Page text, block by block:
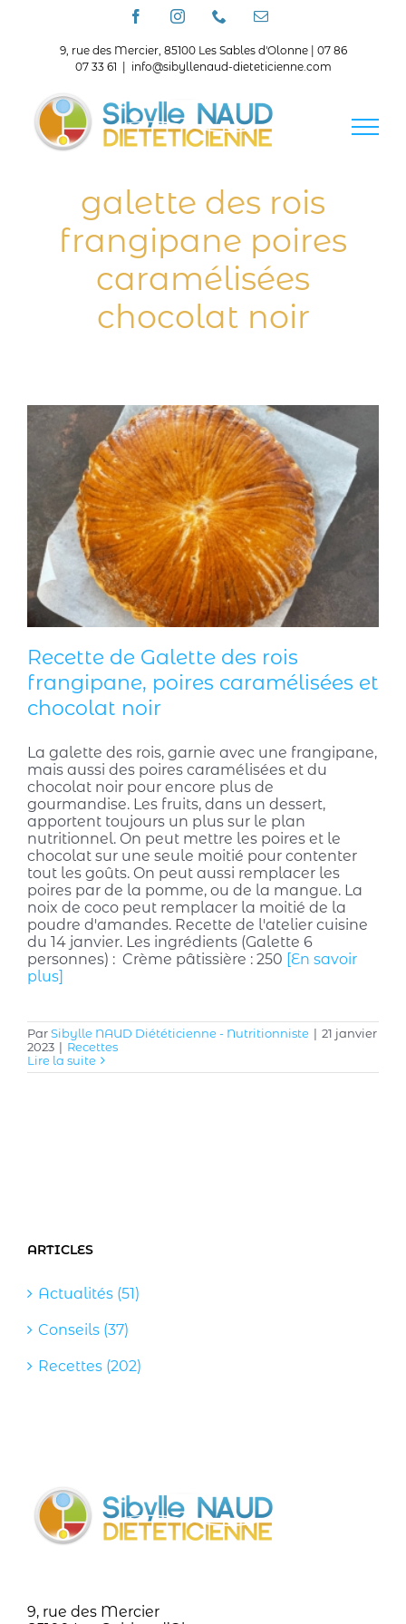
FacebookInstagramTéléphoneEmail
9, rue des Mercier, 85100 Les Sables d'Olonne | 07 86
07 33 61
info@sibyllenaud-dieteticienne.com
galette des rois
frangipane poires
caramélisées
chocolat noir
Recette de Galette des rois
frangipane, poires caramélisées et
chocolat noir
La galette des rois, garnie avec une frangipane,
mais aussi des poires caramélisées et du
chocolat noir pour encore plus de
gourmandise. Les fruits, dans un dessert,
apportent toujours un plus sur le plan
nutritionnel. On peut mettre les poires et le
chocolat sur une seule moitié pour contenter
tout les goûts. On peut aussi remplacer les
poires par de la pomme, ou de la mangue. La
noix de coco peut remplacer la moitié de la
poudre d'amandes. Recette de l'atelier cuisine
du 14 janvier. Les ingrédients (Galette 6
personnes) : Crème pâtissière : 250 [En savoir
plus]
ParSibylle NAUD Diététicienne - Nutritionniste | 21 janvier
2023 | Recettes
Lire la suite
ARTICLES
Actualités (51)
Conseils (37)
Recettes (202)
9, rue des Mercier